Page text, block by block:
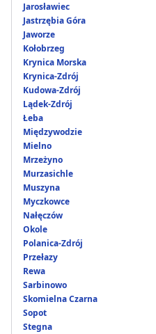
Jarosławiec
Jastrzębia Góra
Jaworze
Kołobrzeg
Krynica Morska
Krynica-Zdrój
Kudowa-Zdrój
Lądek-Zdrój
Łeba
Międzywodzie
Mielno
Mrzeżyno
Murzasichle
Muszyna
Myczkowce
Nałęczów
Okole
Polanica-Zdrój
Przełazy
Rewa
Sarbinowo
Skomielna Czarna
Sopot
Stegna